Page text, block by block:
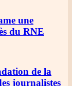
une
du RNE
de la
journalistes